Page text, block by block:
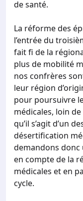
de santé.
La réforme des
l’entrée du
fait fi de la
plus de mobilité
nos confrères
leur région
pour poursuivre
médicales, loin
qu’il s’agit d’un
désertification
demandons donc
en compte de la
médicales et en
cycle.